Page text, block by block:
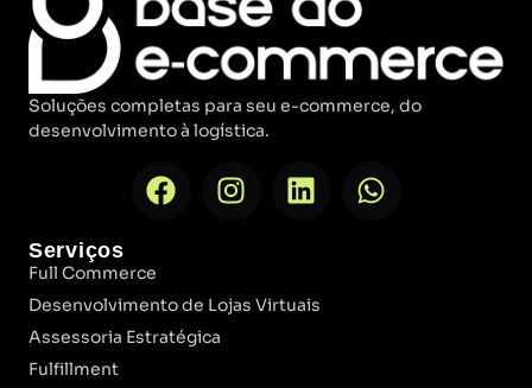
Soluções completas para seu e-commerce, do
desenvolvimento à logística.
Serviços
Full Commerce
Desenvolvimento de Lojas Virtuais
Assessoria Estratégica
Fulfillment